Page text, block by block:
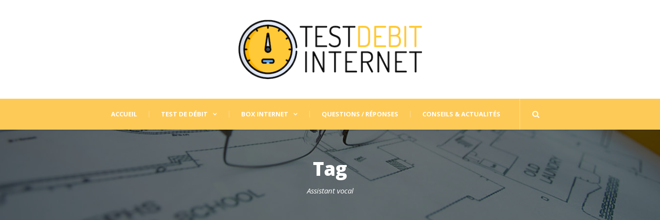
ACCUEIL TEST DE DÉBIT BOX INTERNET QUESTIONS / RÉPONSES CONSEILS & ACTUALITÉS
Tag
Assistant vocal